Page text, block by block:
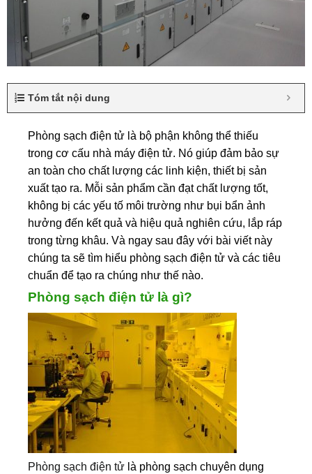
Tóm tắt nội dung
Phòng sạch điện tử là bộ phận không thể thiếu
trong cơ cấu nhà máy điện tử. Nó giúp đảm bảo sự
an toàn cho chất lượng các linh kiện, thiết bị sản
xuất tạo ra. Mỗi sản phẩm cần đạt chất lượng tốt,
không bị các yếu tố môi trường như bụi bẩn ảnh
hưởng đến kết quả và hiệu quả nghiên cứu, lắp ráp
trong từng khâu. Và ngay sau đây với bài viết này
chúng ta sẽ tìm hiểu phòng sạch điện tử và các tiêu
chuẩn để tạo ra chúng như thế nào.
Phòng sạch điện tử là gì?
Phòng sạch điện tửlà phòng sạch chuyên dụng